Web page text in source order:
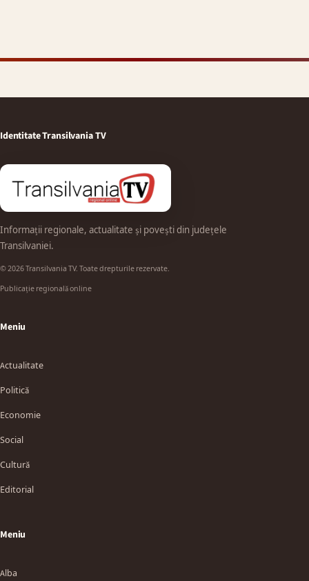
Identitate Transilvania TV
Informații regionale, actualitate și povești din județele
Transilvaniei.
© 2026 Transilvania TV. Toate drepturile rezervate.
Publicație regională online
Meniu
Actualitate
Politică
Economie
Social
Cultură
Editorial
Meniu
Alba